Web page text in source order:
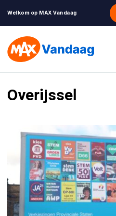
Welkom op MAX Vandaag
Overijssel